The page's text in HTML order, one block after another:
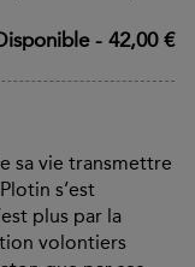
- 42,00 €
sa vie transmettre
s’est
plus par la
volontiers